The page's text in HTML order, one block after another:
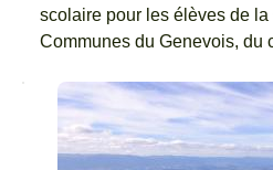
scolaire pour les élèves de
Communes du Genevois, du